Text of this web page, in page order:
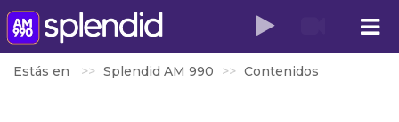
Estás en Splendid AM 990 Contenidos